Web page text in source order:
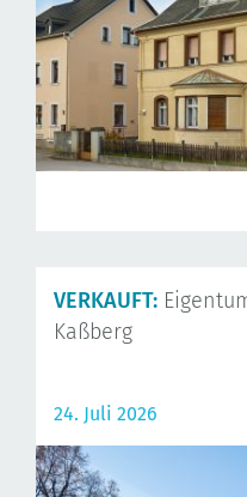
VERKAUFT:
Kaßberg
24. Juli 2026